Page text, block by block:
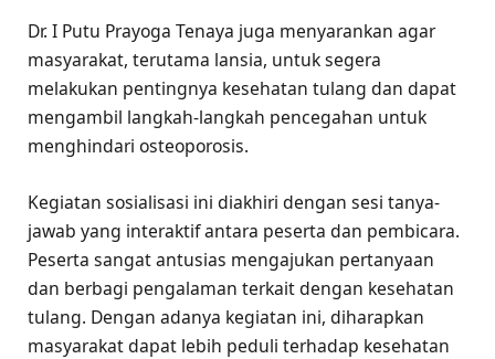
Dr. I Putu Prayoga Tenaya juga menyarankan agar
masyarakat, terutama lansia, untuk segera
melakukan pentingnya kesehatan tulang dan dapat
mengambil langkah-langkah pencegahan untuk
menghindari osteoporosis.
Kegiatan sosialisasi ini diakhiri dengan sesi tanya-
jawab yang interaktif antara peserta dan pembicara.
Peserta sangat antusias mengajukan pertanyaan
dan berbagi pengalaman terkait dengan kesehatan
tulang. Dengan adanya kegiatan ini, diharapkan
masyarakat dapat lebih peduli terhadap kesehatan